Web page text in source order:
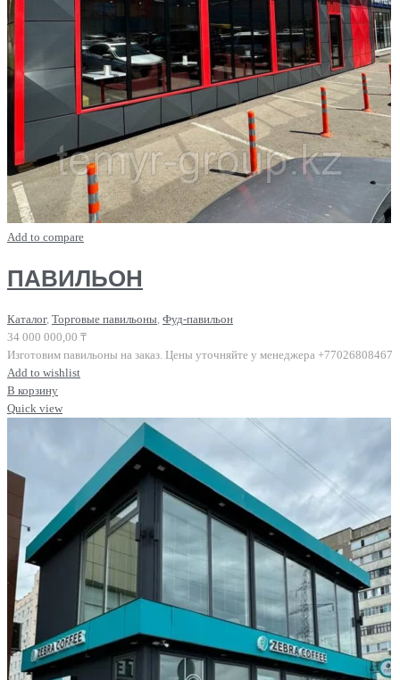
Add to compare
ПАВИЛЬОН
Каталог, Торговые павильоны Фуд-павильон
34 000 000,00 ₸
Изготовим павильоны на заказ. Цены уточняйте у менеджера +77026808467
Add to wishlist
В корзину
Quick view